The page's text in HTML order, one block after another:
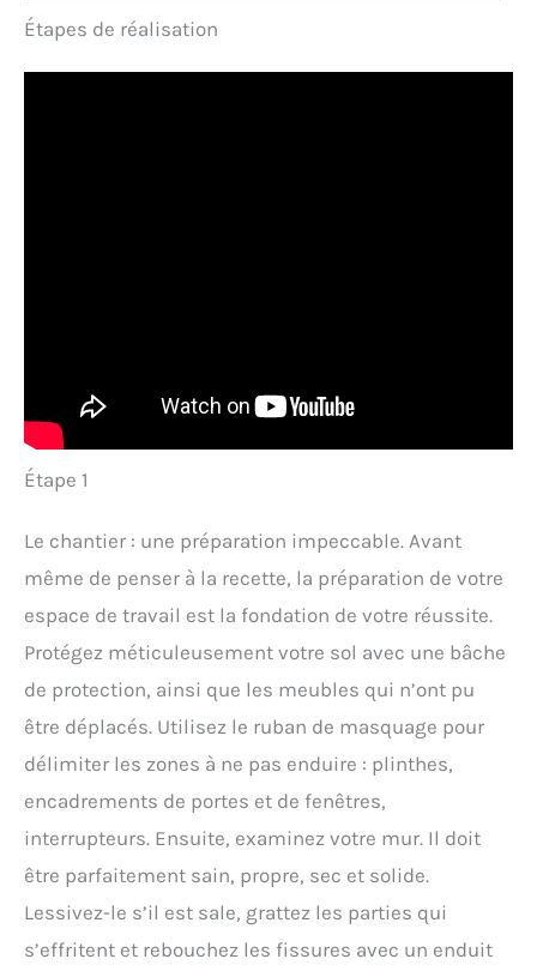
Étapes de réalisation
Étape 1
Le chantier : une préparation impeccable. Avant
même de penser à la recette, la préparation de votre
espace de travail est la fondation de votre réussite.
Protégez méticuleusement votre sol avec une bâche
de protection, ainsi que les meubles qui n’ont pu
être déplacés. Utilisez le ruban de masquage pour
délimiter les zones à ne pas enduire : plinthes,
encadrements de portes et de fenêtres,
interrupteurs. Ensuite, examinez votre mur. Il doit
être parfaitement sain, propre, sec et solide.
Lessivez-le s’il est sale, grattez les parties qui
s’effritent et rebouchez les fissures avec un enduit